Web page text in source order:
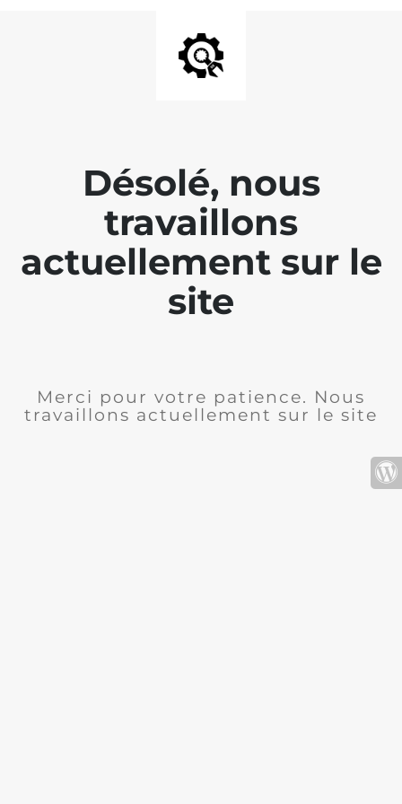
Désolé, nous
travaillons
actuellement sur le
site
Merci pour votre patience. Nous
travaillons actuellement sur le site